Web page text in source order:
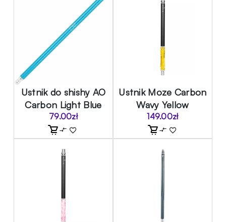
Ustnik do shishy AO
Carbon Light Blue
79.00zł
Ustnik Moze Carbon
Wavy Yellow
149.00zł